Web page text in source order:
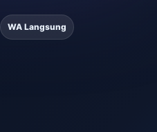
WA Langsung